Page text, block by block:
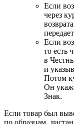
Если
через
Если
то есть
в
и
Потом
Он
Знак.
Если товар был
по образцам,